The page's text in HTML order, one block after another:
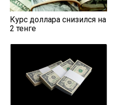
Курс доллара снизился на
2 тенге